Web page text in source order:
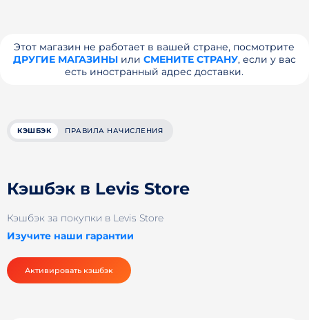
Этот магазин не работает в вашей стране, посмотрите
ДРУГИЕ МАГАЗИНЫили СМЕНИТЕ СТРАНУ, если у вас
есть иностранный адрес доставки.
КЭШБЭК ПРАВИЛА НАЧИСЛЕНИЯ
Кэшбэк в Levis Store
Кэшбэк за покупки в Levis Store
Изучите наши гарантии
Активировать кэшбэк